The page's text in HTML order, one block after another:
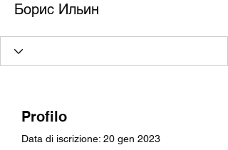
Борис Ильин
Profilo
Data di iscrizione: 20 gen 2023